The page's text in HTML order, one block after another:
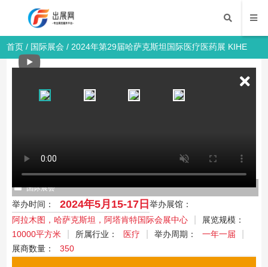
首页 / 国际展会 / 2024年第29届哈萨克斯坦国际医疗医药展 KIHE
29TH KAZAKHSTAN INTERNATIONAL HEALTHCARE
EXHIBITION
国际展会
举办时间： 2024年5月15-17日 举办展馆：
阿拉木图，哈萨克斯坦，阿塔肯特国际会展中心
展览规模：
10000平方米
所属行业： 医疗 举办周期：
一年一届
展商数量：
350